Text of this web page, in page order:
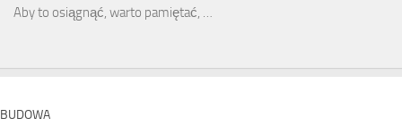
Aby to osiągnąć, warto pamiętać, …
BUDOWA